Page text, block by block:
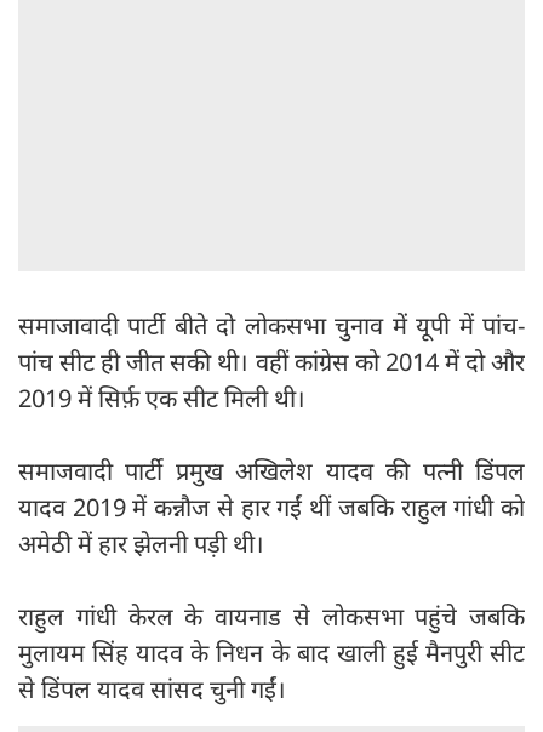
समाजावादी पार्टी बीते दो लोकसभा चुनाव में यूपी में पांच-
पांच सीट ही जीत सकी थी। वहीं कांग्रेस को 2014 में दो और
2019 में सिर्फ़ एक सीट मिली थी।
समाजवादी पार्टी प्रमुख अखिलेश यादव की पत्नी डिंपल
यादव 2019 में कन्नौज से हार गईं थीं जबकि राहुल गांधी को
अमेठी में हार झेलनी पड़ी थी।
राहुल गांधी केरल के वायनाड से लोकसभा पहुंचे जबकि
मुलायम सिंह यादव के निधन के बाद खाली हुई मैनपुरी सीट
से डिंपल यादव सांसद चुनी गईं।